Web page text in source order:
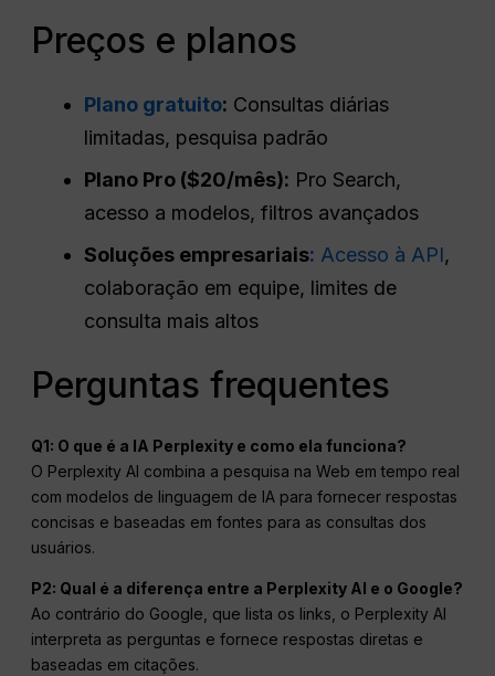
Preços e planos
Plano gratuito: Consultas diárias
limitadas, pesquisa padrão
Plano Pro ($20/mês): Pro Search,
acesso a modelos, filtros avançados
Soluções empresariais: Acesso à API,
colaboração em equipe, limites de
consulta mais altos
Perguntas frequentes
Q1: O que é a IA Perplexity e como ela funciona?
O Perplexity AI combina a pesquisa na Web em tempo real
com modelos de linguagem de IA para fornecer respostas
concisas e baseadas em fontes para as consultas dos
usuários.
P2: Qual é a diferença entre a Perplexity AI e o Google?
Ao contrário do Google, que lista os links, o Perplexity AI
interpreta as perguntas e fornece respostas diretas e
baseadas em citações.